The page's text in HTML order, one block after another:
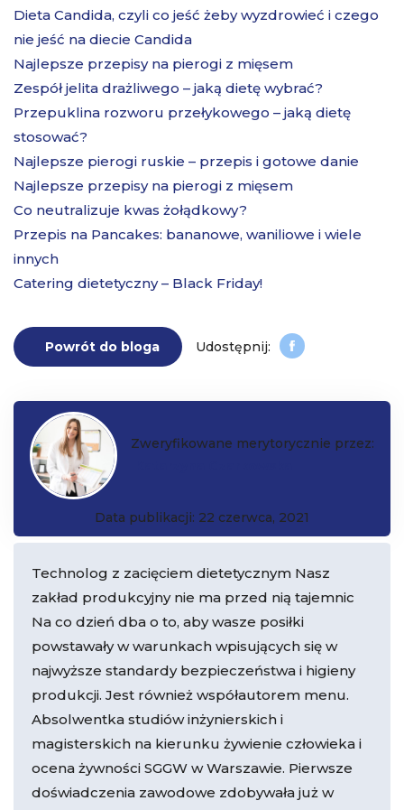
Dieta Candida, czyli co jeść żeby wyzdrowieć i czego
nie jeść na diecie Candida
Najlepsze przepisy na pierogi z mięsem
Zespół jelita drażliwego – jaką dietę wybrać?
Przepuklina rozworu przełykowego – jaką dietę
stosować?
Najlepsze pierogi ruskie – przepis i gotowe danie
Najlepsze przepisy na pierogi z mięsem
Co neutralizuje kwas żołądkowy?
Przepis na Pancakes: bananowe, waniliowe i wiele
innych
Catering dietetyczny – Black Friday!
Powrót do bloga
Zweryfikowane merytorycznie przez:
Data publikacji: 22 czerwca, 2021
Technolog z zacięciem dietetycznym Nasz
zakład produkcyjny nie ma przed nią tajemnic
Na co dzień dba o to, aby wasze posiłki
powstawały w warunkach wpisujących się w
najwyższe standardy bezpieczeństwa i higieny
produkcji. Jest również współautorem menu.
Absolwentka studiów inżynierskich i
magisterskich na kierunku żywienie człowieka i
ocena żywności SGGW w Warszawie. Pierwsze
doświadczenia zawodowe zdobywała już w